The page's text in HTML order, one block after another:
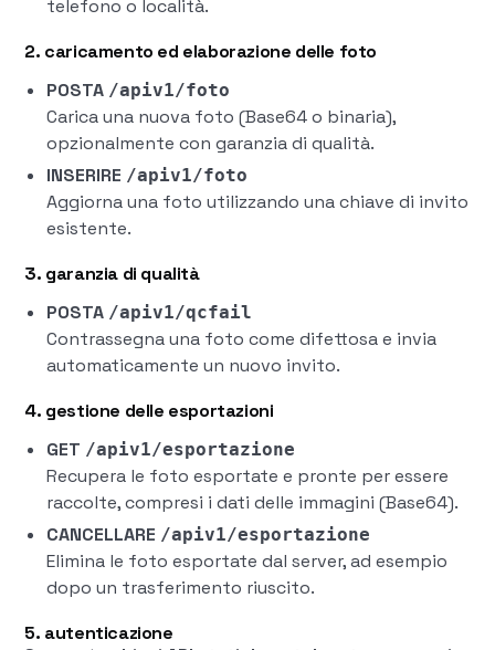
telefono o località.
2. caricamento ed elaborazione delle foto
POSTA /apiv1/foto
Carica una nuova foto (Base64 o binaria),
opzionalmente con garanzia di qualità.
INSERIRE /apiv1/foto
Aggiorna una foto utilizzando una chiave di invito
esistente.
3. garanzia di qualità
POSTA /apiv1/qcfail
Contrassegna una foto come difettosa e invia
automaticamente un nuovo invito.
4. gestione delle esportazioni
GET /apiv1/esportazione
Recupera le foto esportate e pronte per essere
raccolte, compresi i dati delle immagini (Base64).
CANCELLARE /apiv1/esportazione
Elimina le foto esportate dal server, ad esempio
dopo un trasferimento riuscito.
5. autenticazione